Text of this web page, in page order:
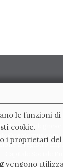
Castel Bolognese
al registro
Capitale Sociale
le funzioni di
cookie.
i proprietari
vengono